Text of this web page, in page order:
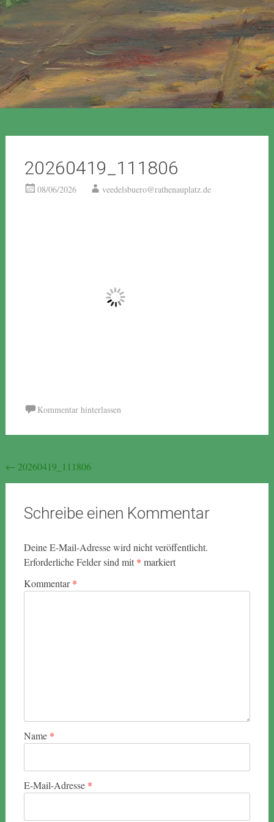
20260419_111806
08/06/2026 veedelsbuero@rathenauplatz.de
Kommentar hinterlassen
Beitragsnavigation
← 20260419_111806
Schreibe einen Kommentar
Deine E-Mail-Adresse wird nicht veröffentlicht.
Erforderliche Felder sind mit * markiert
Kommentar*
Name *
E-Mail-Adresse *